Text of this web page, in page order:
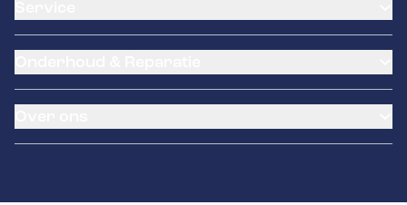
Banden service
Pechhulp
Schade en reparatie